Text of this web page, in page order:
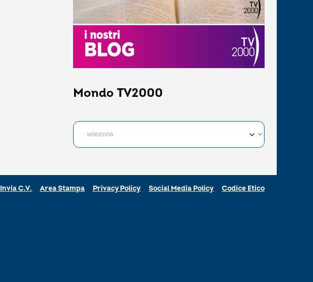
Mondo TV2000
Invia C.V. Area Stampa Privacy Policy Social Media Policy Codice Etico